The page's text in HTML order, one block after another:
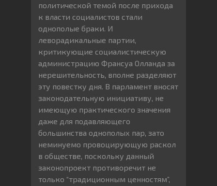
политической темой после прихода
к власти социалистов стали
однополые браки. И
леворадикальные партии,
критикующие социалистическую
администрацию Франсуа Олланда за
нерешительность, вполне разделяют
эту повестку дня. В парламент вносят
законодательную инициативу, не
имеющую практического значения
даже для подавляющего
большинства однополых пар, зато
неминуемо провоцирующую раскол
в обществе, поскольку данный
законопроект противоречит не
только “традиционным ценностям”,